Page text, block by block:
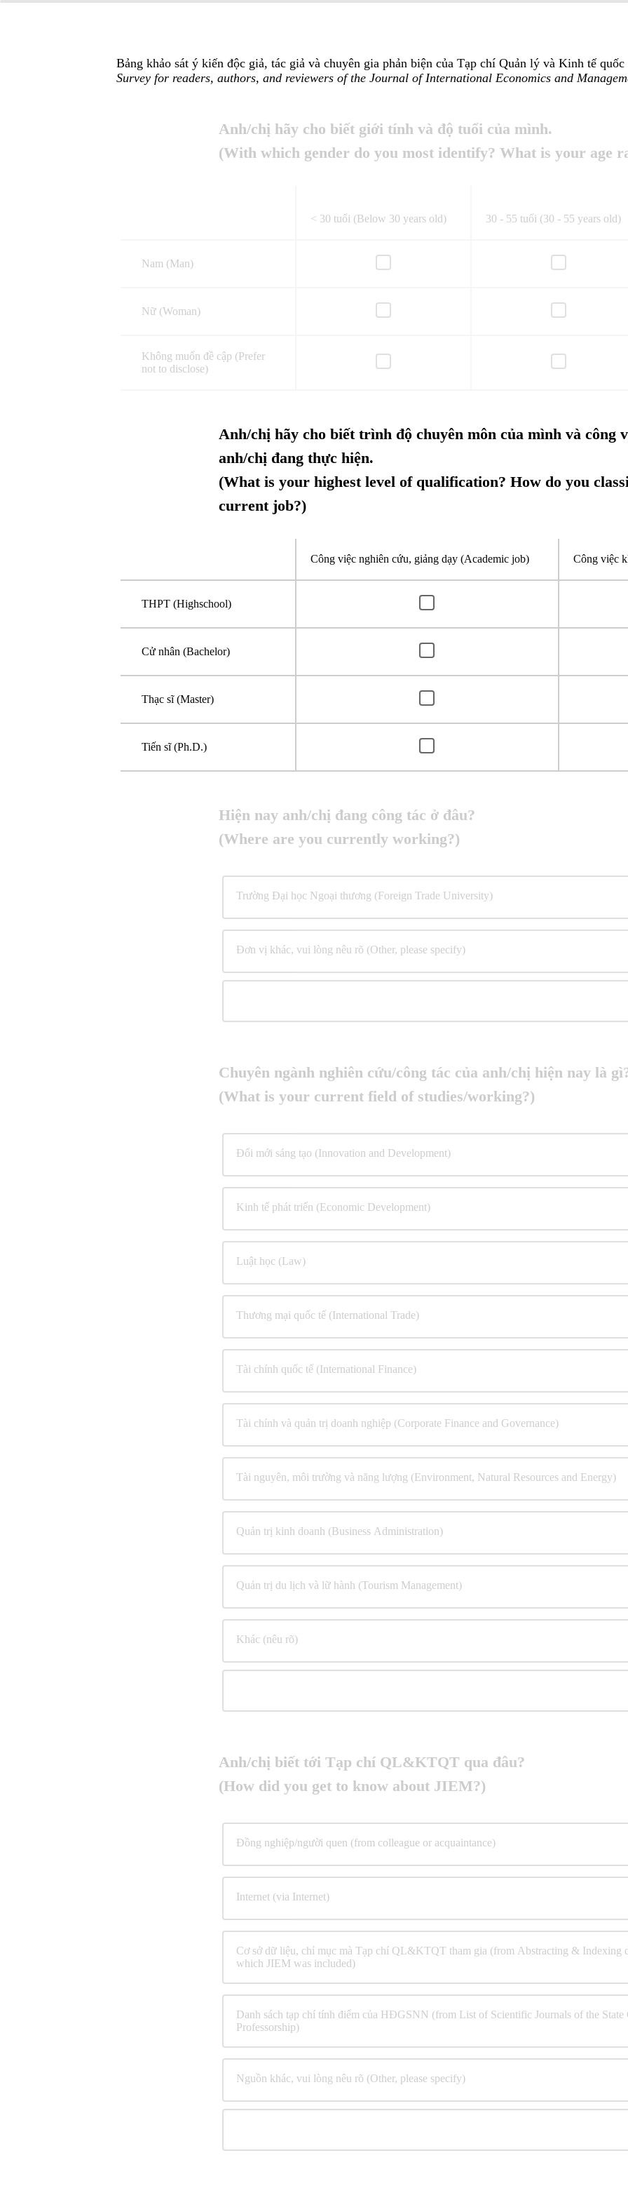
Bảng khảo sát ý kiến độc giả, tác giả và chuyên gia phản biện của Tạp chí Quản lý và Kinh tế quốc
Survey for readers, authors, and reviewers of the Journal of International Economics and
Anh/chị hãy cho biết giới tính và độ tuổi của mình.
(With which gender do you most identify? What is your age
< 30 tuổi (Below 30 years old) 30 - 55 tuổi (30 - 55 years old)
Nam (Man)
Nữ (Woman)
Không muốn đề cập (Prefer
not to disclose)
Anh/chị hãy cho biết trình độ chuyên môn của mình và công
anh/chị đang thực hiện.
(What is your highest level of qualification? How do you
current job?)
Công việc nghiên cứu, giảng dạy (Academic job) Công việc
THPT (Highschool)
Cử nhân (Bachelor)
Thạc sĩ (Master)
Tiến sĩ (Ph.D.)
Hiện nay anh/chị đang công tác ở đâu?
(Where are you currently working?)
Trường Đại học Ngoại thương (Foreign Trade University)
Đơn vị khác, vui lòng nêu rõ (Other, please specify)
Chuyên ngành nghiên cứu/công tác của anh/chị hiện nay là
(What is your current field of studies/working?)
Đổi mới sáng tạo (Innovation and Development)
Kinh tế phát triển (Economic Development)
Luật học (Law)
Thương mại quốc tế (International Trade)
Tài chính quốc tế (International Finance)
Tài chính và quản trị doanh nghiệp (Corporate Finance and Governance)
Tài nguyên, môi trường và năng lượng (Environment, Natural Resources and Energy)
Quản trị kinh doanh (Business Administration)
Quản trị du lịch và lữ hành (Tourism Management)
Khác (nêu rõ)
Anh/chị biết tới Tạp chí QL&KTQT qua đâu?
(How did you get to know about JIEM?)
Đồng nghiệp/người quen (from colleague or acquaintance)
Internet (via Internet)
Cơ sở dữ liệu, chỉ mục mà Tạp chí QL&KTQT tham gia (from Abstracting & Indexing
which JIEM was included)
Danh sách tạp chí tính điểm của HĐGSNN (from List of Scientific Journals of the
Professorship)
Nguồn khác, vui lòng nêu rõ (Other, please specify)